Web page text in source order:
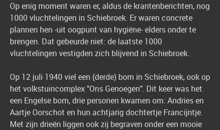
Op enig moment waren er, aldus de krantenberichten, nog
1000 vluchtelingen in Schiebroek. Er waren concrete
plannen hen -uit oogpunt van hygiëne- elders onder te
brengen. Dat gebeurde niet: de laatste 1000
vluchtelingen vestigden zich blijvend in Schiebroek.
Op 12 juli 1940 viel een (derde) bom in Schiebroek, ook op
het volkstuincomplex "Ons Genoegen". Dit keer was het
een Engelse bom, drie personen kwamen om: Andries en
Aartje Oorschot en hun achtjarig dochtertje Francijntje.
Met zijn drieën liggen ook zij begraven onder een mooie